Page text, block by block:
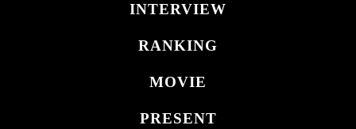
INTERVIEW
RANKING
MOVIE
PRESENT